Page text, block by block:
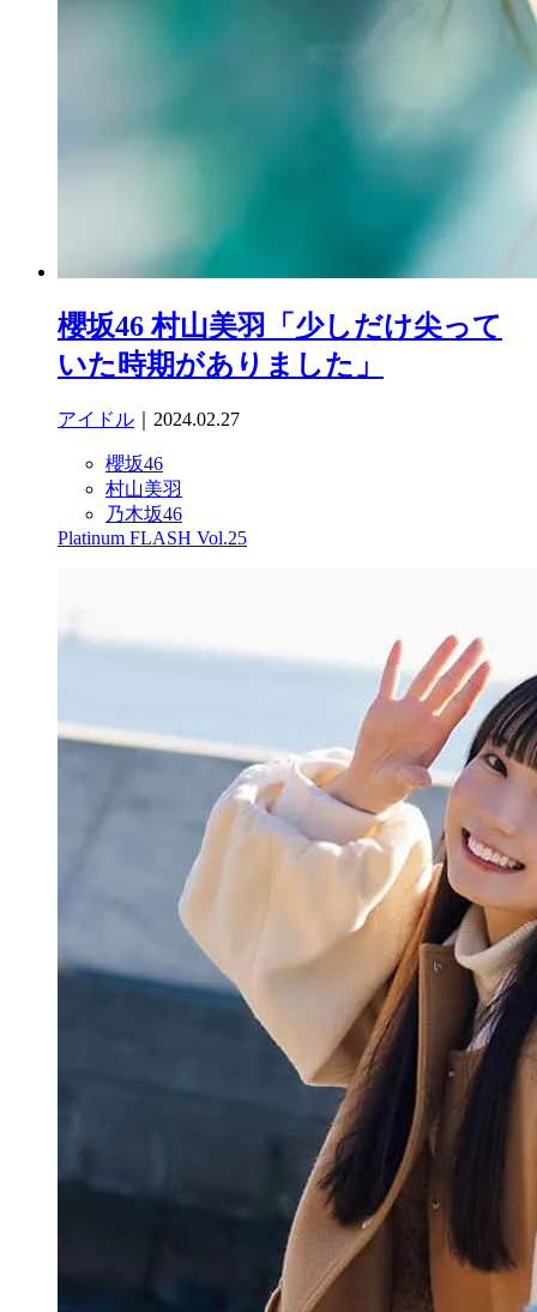
櫻坂46 村山美羽「少しだけ尖って
いた時期がありました」
アイドル ｜2024.02.27
櫻坂46
村山美羽
乃木坂46
Platinum FLASH Vol.25